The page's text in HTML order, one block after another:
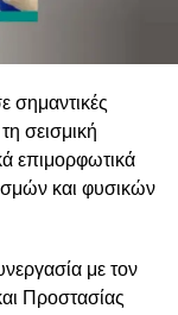
σεισμική
επιμορφωτικά
και φυσικών
με τον
Προστασίας